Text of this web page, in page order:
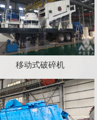
移动式破碎机